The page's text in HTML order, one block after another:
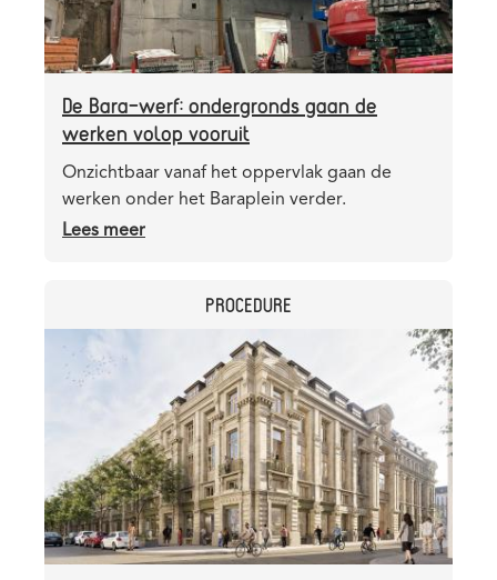
De Bara-werf: ondergronds gaan de
werken volop vooruit
Teaser
Onzichtbaar vanaf het oppervlak gaan de
werken onder het Baraplein verder.
Lees meer
ondergronds
werken
volop
vooruit
PROCEDURE
Header
image
Afbeelding